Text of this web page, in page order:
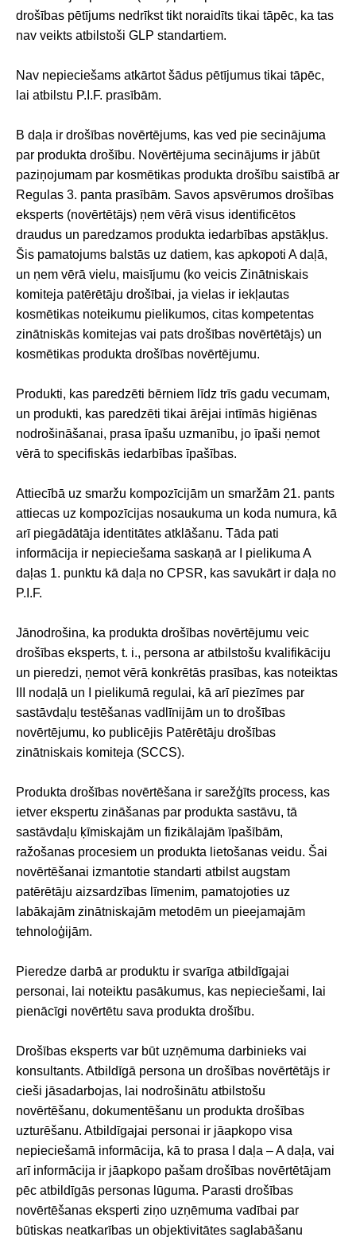
drošības pētījums nedrīkst tikt noraidīts tikai tāpēc, ka tas
nav veikts atbilstoši GLP standartiem.
Nav nepieciešams atkārtot šādus pētījumus tikai tāpēc,
lai atbilstu P.I.F. prasībām.
B daļa ir drošības novērtējums, kas ved pie secinājuma
par produkta drošību. Novērtējuma secinājums ir jābūt
paziņojumam par kosmētikas produkta drošību saistībā ar
Regulas 3. panta prasībām. Savos apsvērumos drošības
eksperts (novērtētājs) ņem vērā visus identificētos
draudus un paredzamos produkta iedarbības apstākļus.
Šis pamatojums balstās uz datiem, kas apkopoti A daļā,
un ņem vērā vielu, maisījumu (ko veicis Zinātniskais
komiteja patērētāju drošībai, ja vielas ir iekļautas
kosmētikas noteikumu pielikumos, citas kompetentas
zinātniskās komitejas vai pats drošības novērtētājs) un
kosmētikas produkta drošības novērtējumu.
Produkti, kas paredzēti bērniem līdz trīs gadu vecumam,
un produkti, kas paredzēti tikai ārējai intīmās higiēnas
nodrošināšanai, prasa īpašu uzmanību, jo īpaši ņemot
vērā to specifiskās iedarbības īpašības.
Attiecībā uz smaržu kompozīcijām un smaržām 21. pants
attiecas uz kompozīcijas nosaukuma un koda numura, kā
arī piegādātāja identitātes atklāšanu. Tāda pati
informācija ir nepieciešama saskaņā ar I pielikuma A
daļas 1. punktu kā daļa no CPSR, kas savukārt ir daļa no
P.I.F.
Jānodrošina, ka produkta drošības novērtējumu veic
drošības eksperts, t. i., persona ar atbilstošu kvalifikāciju
un pieredzi, ņemot vērā konkrētās prasības, kas noteiktas
III nodaļā un I pielikumā regulai, kā arī piezīmes par
sastāvdaļu testēšanas vadlīnijām un to drošības
novērtējumu, ko publicējis Patērētāju drošības
zinātniskais komiteja (SCCS).
Produkta drošības novērtēšana ir sarežģīts process, kas
ietver ekspertu zināšanas par produkta sastāvu, tā
sastāvdaļu ķīmiskajām un fizikālajām īpašībām,
ražošanas procesiem un produkta lietošanas veidu. Šai
novērtēšanai izmantotie standarti atbilst augstam
patērētāju aizsardzības līmenim, pamatojoties uz
labākajām zinātniskajām metodēm un pieejamajām
tehnoloģijām.
Pieredze darbā ar produktu ir svarīga atbildīgajai
personai, lai noteiktu pasākumus, kas nepieciešami, lai
pienācīgi novērtētu sava produkta drošību.
Drošības eksperts var būt uzņēmuma darbinieks vai
konsultants. Atbildīgā persona un drošības novērtētājs ir
cieši jāsadarbojas, lai nodrošinātu atbilstošu
novērtēšanu, dokumentēšanu un produkta drošības
uzturēšanu. Atbildīgajai personai ir jāapkopo visa
nepieciešamā informācija, kā to prasa I daļa – A daļa, vai
arī informācija ir jāapkopo pašam drošības novērtētājam
pēc atbildīgās personas lūguma. Parasti drošības
novērtēšanas eksperti ziņo uzņēmuma vadībai par
būtiskas neatkarības un objektivitātes saglabāšanu